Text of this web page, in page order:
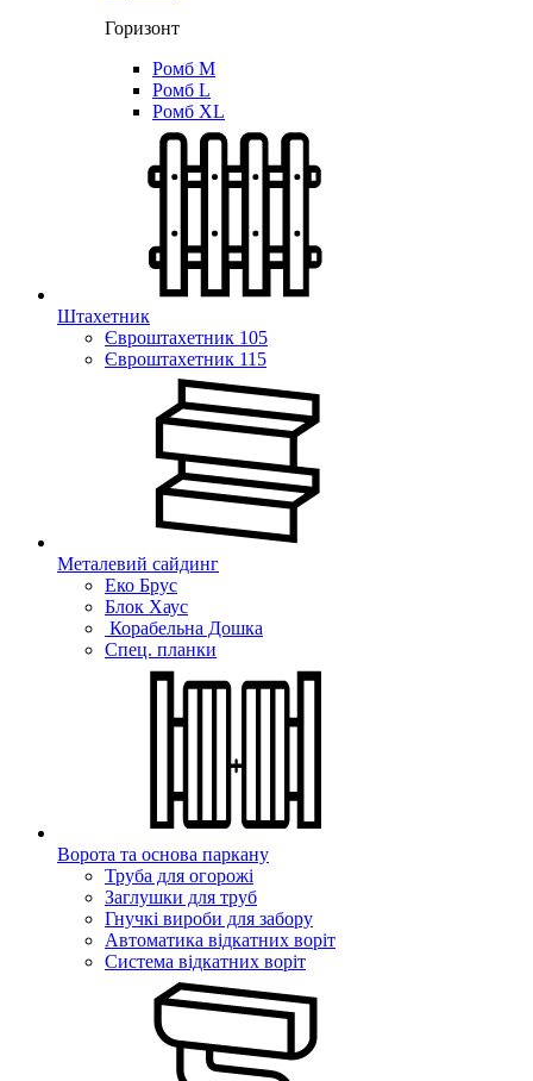
Горизонт
Ромб M
Ромб L
Ромб XL
Штахетник
Євроштахетник 105
Євроштахетник 115
Металевий сайдинг
Еко Брус
Блок Хаус
Корабельна Дошка
Спец. планки
Ворота та основа паркану
Труба для огорожі
Заглушки для труб
Гнучкі вироби для забору
Автоматика відкатних воріт
Система відкатних воріт